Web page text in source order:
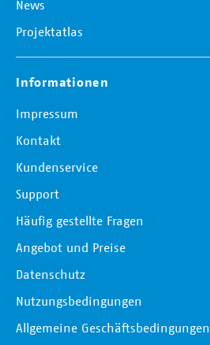
News
Projektatlas
Informationen
Impressum
Kontakt
Kundenservice
Support
Häufig gestellte Fragen
Angebot und Preise
Datenschutz
Nutzungsbedingungen
Allgemeine Geschäftsbedingungen